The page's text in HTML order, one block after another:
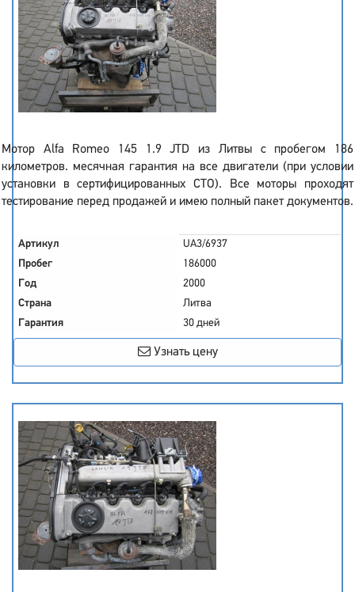
Мотор Alfa Romeo 145 1.9 JTD из Литвы с пробегом 186
километров. месячная гарантия на все двигатели (при условии
установки в сертифицированных СТО). Все моторы проходят
тестирование перед продажей и имею полный пакет документов.
Артикул
UA3/6937
Пробег
186000
Год
2000
Страна
Литва
Гарантия
30 дней
Узнать цену